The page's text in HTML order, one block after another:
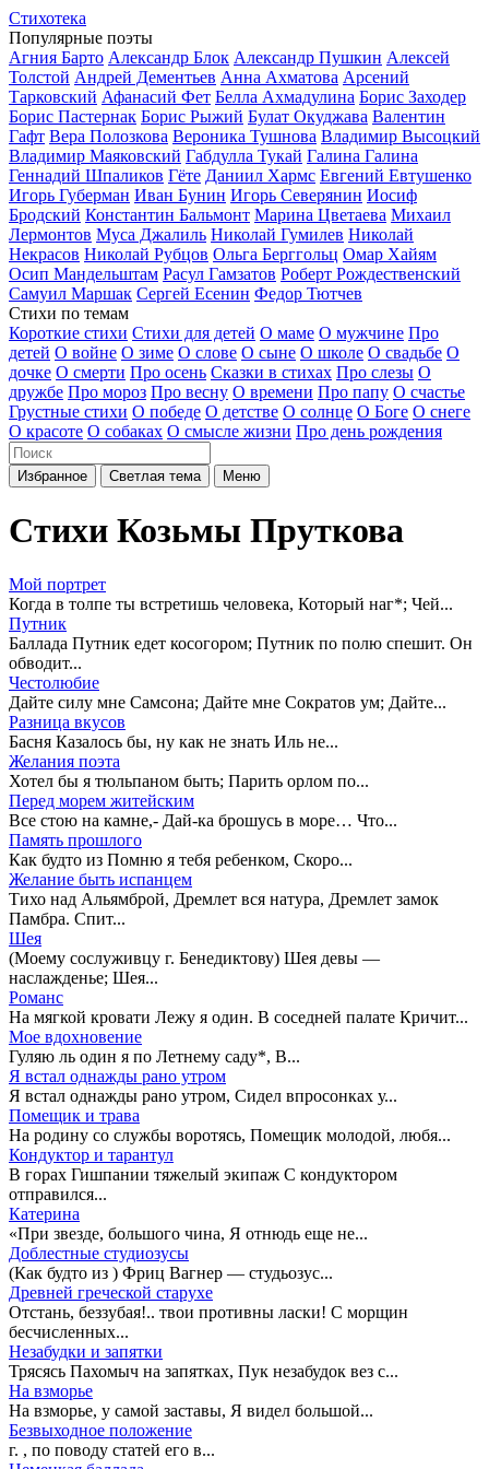
Стихотека
Популярные поэты
Агния Барто Александр Блок Александр Пушкин Алексей
Толстой Андрей Дементьев Анна Ахматова Арсений
Тарковский Афанасий Фет Белла Ахмадулина Борис Заходер
Борис Пастернак Борис Рыжий Булат Окуджава Валентин
Гафт Вера Полозкова Вероника Тушнова Владимир Высоцкий
Владимир Маяковский Габдулла Тукай Галина Галина
Геннадий Шпаликов Гёте Даниил Хармс Евгений Евтушенко
Игорь Губерман Иван Бунин Игорь Северянин Иосиф
Бродский Константин Бальмонт Марина Цветаева Михаил
Лермонтов Муса Джалиль Николай Гумилев Николай
Некрасов Николай Рубцов Ольга Берггольц Омар Хайям
Осип Мандельштам Расул Гамзатов Роберт Рождественский
Самуил Маршак Сергей Есенин Федор Тютчев
Стихи по темам
Короткие стихи Стихи для детей О маме О мужчине Про
детей О войне О зиме О слове О сыне О школе О свадьбе О
дочке О смерти Про осень Сказки в стихах Про слезы О
дружбе Про мороз Про весну О времени Про папу О счастье
Грустные стихи О победе О детстве О солнце О Боге О снеге
О красоте О собаках О смысле жизни Про день рождения
Избранное Светлая тема Меню
Стихи Козьмы Пруткова
Мой портрет
Когда в толпе ты встретишь человека, Который наг*; Чей...
Путник
Баллада Путник едет косогором; Путник по полю спешит. Он
обводит...
Честолюбие
Дайте силу мне Самсона; Дайте мне Сократов ум; Дайте...
Разница вкусов
Басня Казалось бы, ну как не знать Иль не...
Желания поэта
Хотел бы я тюльпаном быть; Парить орлом по...
Перед морем житейским
Все стою на камне,- Дай-ка брошусь в море… Что...
Память прошлого
Как будто из Помню я тебя ребенком, Скоро...
Желание быть испанцем
Тихо над Альямброй, Дремлет вся натура, Дремлет замок
Памбра. Спит...
Шея
(Моему сослуживцу г. Бенедиктову) Шея девы —
наслажденье; Шея...
Романс
На мягкой кровати Лежу я один. В соседней палате Кричит...
Мое вдохновение
Гуляю ль один я по Летнему саду*, В...
Я встал однажды рано утром
Я встал однажды рано утром, Сидел впросонках у...
Помещик и трава
На родину со службы воротясь, Помещик молодой, любя...
Кондуктор и тарантул
В горах Гишпании тяжелый экипаж С кондуктором
отправился...
Катерина
«При звезде, большого чина, Я отнюдь еще не...
Доблестные студиозусы
(Как будто из ) Фриц Вагнер — студьозус...
Древней греческой старухе
Отстань, беззубая!.. твои противны ласки! С морщин
бесчисленных...
Незабудки и запятки
Трясясь Пахомыч на запятках, Пук незабудок вез с...
На взморье
На взморье, у самой заставы, Я видел большой...
Безвыходное положение
г. , по поводу статей его в...